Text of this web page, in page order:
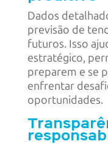
Dados
previsão de
futuros. Isso
estratégico,
preparem e se
enfrentar
oportunidades.